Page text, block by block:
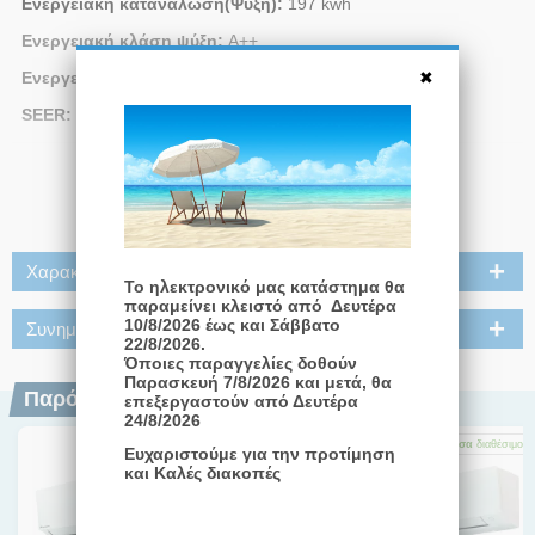
Ενεργειακή κλάση ψύξη: Α++
Ενεργειακή κλάση Θέρμανση:
SEER:
Διαβάστε Περισσότερα
Χαρακτηριστικά
Συνημμένα
Παρόμοια Προϊόντα
Άμεσα διαθέσιμο
Το ηλεκτρονικό μας κατάστημα θα
παραμείνει κλειστό από Δευτέρα
10/8/2026 έως και Σάββατο
22/8/2026.
Όποιες παραγγελίες δοθούν
Παρασκευή 7/8/2026 και μετά, θα
επεξεργαστούν από Δευτέρα
24/8/2026
Ευχαριστούμε για την προτίμηση
και Καλές διακοπές